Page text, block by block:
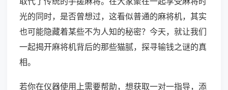
光的同时，是否曾想过，这看似普通的麻将机，其实
也可能隐藏着某些不为人知的秘密？今天，就让我们
一起揭开麻将机背后的那些猫腻，探寻输钱之谜的真
相。
若你在仪器使用上需要帮助，想获取一对一指导，添